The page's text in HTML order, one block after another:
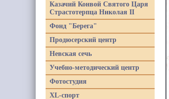
Казачий Конвой Святого Царя
Страстотерпца Николая II
Фонд "Берега"
Продюсерский центр
Невская сечь
Учебно-методический центр
Фотостудия
XL-спорт